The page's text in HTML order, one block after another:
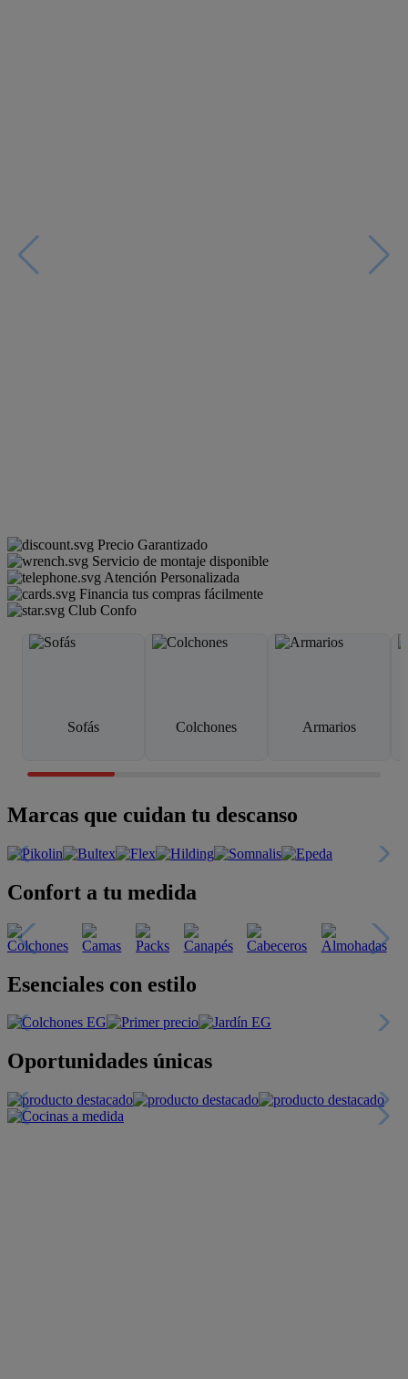
Precio Garantizado
Servicio de montaje disponible
Atención Personalizada
Financia tus compras fácilmente
Club Confo
Sofás Colchones Armarios
Marcas que cuidan tu descanso
Confort a tu medida
Esenciales con estilo
Oportunidades únicas